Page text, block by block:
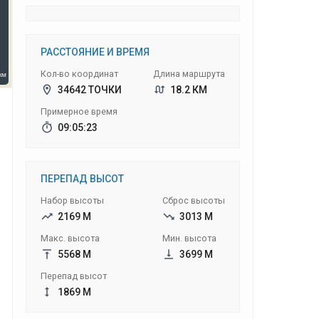
РАССТОЯНИЕ И ВРЕМЯ
Кол-во координат
34642 ТОЧКИ
Примерное время
09:05:23
Длина маршрута
18.2 КМ
ПЕРЕПАД ВЫСОТ
Набор высоты
2169 М
Макс. высота
5568 М
Перепад высот
1869 М
Сброс высоты
3013 М
Мин. высота
3699 М